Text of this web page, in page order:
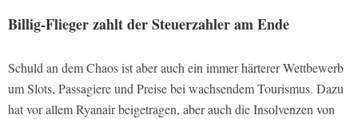
Billig-Flieger zahlt der Steuerzahler am Ende
Schuld an dem Chaos ist aber auch ein immer härterer Wettbewerb
um Slots, Passagiere und Preise bei wachsendem Tourismus. Dazu
hat vor allem Ryanair beigetragen, aber auch die Insolvenzen von